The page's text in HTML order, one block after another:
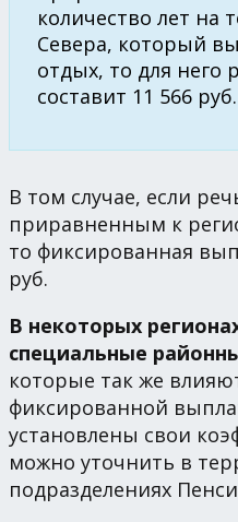
количество лет на
Севера, который
отдых, то для него
составит 11 566 руб.
В том случае, если
приравненным к
то фиксированная
руб.
В некоторых
специальные
которые так же
фиксированной
установлены свои
можно уточнить в
подразделениях